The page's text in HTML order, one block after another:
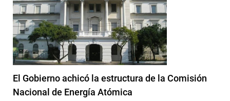
El Gobierno achicó la estructura de la Comisión
Nacional de Energía Atómica